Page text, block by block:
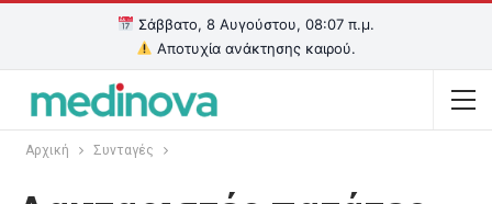
Σάββατο, 8 Αυγούστου, 08:07 π.μ.
Αποτυχία ανάκτησης καιρού.
Αρχική Συνταγές